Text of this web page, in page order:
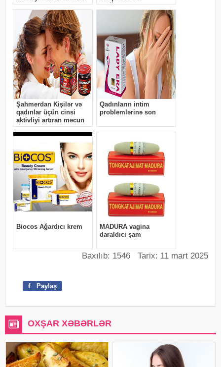
Baxılıb: 1546 Tarix: 11 mart 2025
f Paylaş
OXŞAR XƏBƏRLƏR